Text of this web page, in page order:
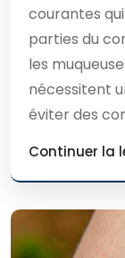
courantes
parties du
les
nécessitent
éviter des
Continuer la